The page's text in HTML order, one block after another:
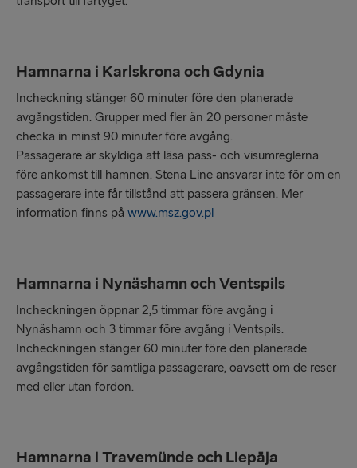
Hamnarna i Karlskrona och Gdynia
Incheckning stänger 60 minuter före den planerade
avgångstiden. Grupper med fler än 20 personer måste
checka in minst 90 minuter före avgång.
Passagerare är skyldiga att läsa pass- och visumreglerna
före ankomst till hamnen. Stena Line ansvarar inte för om en
passagerare inte får tillstånd att passera gränsen. Mer
information finns på www.msz.gov.pl
Hamnarna i Nynäshamn och Ventspils
Incheckningen öppnar 2,5 timmar före avgång i
Nynäshamn och 3 timmar före avgång i Ventspils.
Incheckningen stänger 60 minuter före den planerade
avgångstiden för samtliga passagerare, oavsett om de reser
med eller utan fordon.
Hamnarna i Travemünde och Liepāja